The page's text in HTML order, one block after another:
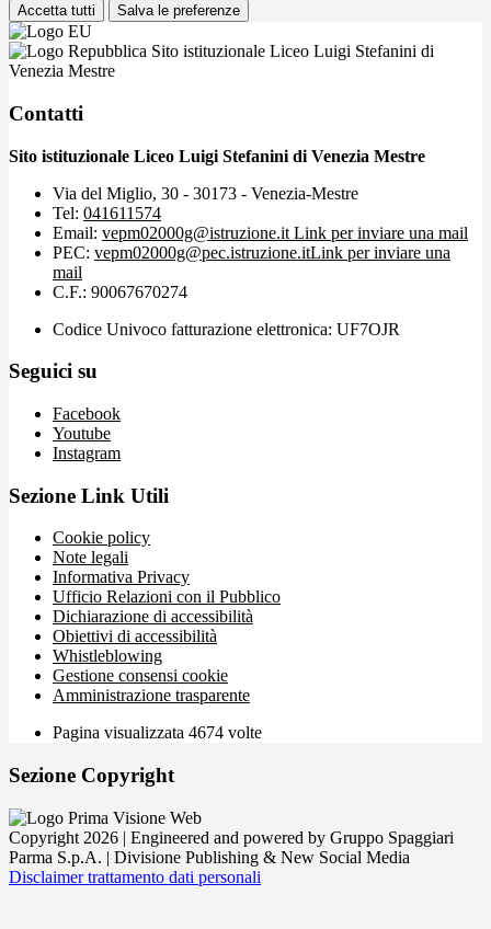
Accetta tutti Salva le preferenze
Sito istituzionale Liceo Luigi Stefanini di
Venezia Mestre
Contatti
Sito istituzionale Liceo Luigi Stefanini di Venezia Mestre
Via del Miglio, 30 - 30173 - Venezia-Mestre
Tel: 041611574
Email: vepm02000g@istruzione.it Link per inviare una mail
PEC: vepm02000g@pec.istruzione.itLink per inviare una
mail
C.F.: 90067670274
Codice Univoco fatturazione elettronica: UF7OJR
Seguici su
Facebook
Youtube
Instagram
Sezione Link Utili
Cookie policy
Note legali
Informativa Privacy
Ufficio Relazioni con il Pubblico
Dichiarazione di accessibilità
Obiettivi di accessibilità
Whistleblowing
Gestione consensi cookie
Amministrazione trasparente
Pagina visualizzata 4674 volte
Sezione Copyright
Copyright 2026 | Engineered and powered by Gruppo Spaggiari
Parma S.p.A. | Divisione Publishing & New Social Media
Disclaimer trattamento dati personali